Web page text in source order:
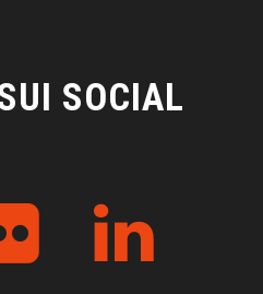
SOCIAL